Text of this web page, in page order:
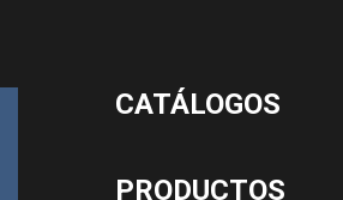
CATÁLOGOS
PRODUCTOS